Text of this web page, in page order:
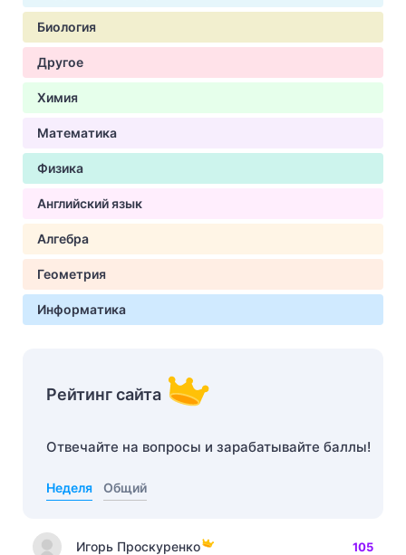
Биология
Другое
Химия
Математика
Физика
Английский язык
Алгебра
Геометрия
Информатика
Рейтинг сайта
Отвечайте на вопросы и зарабатывайте баллы!
Неделя Общий
Игорь Проскуренко 105